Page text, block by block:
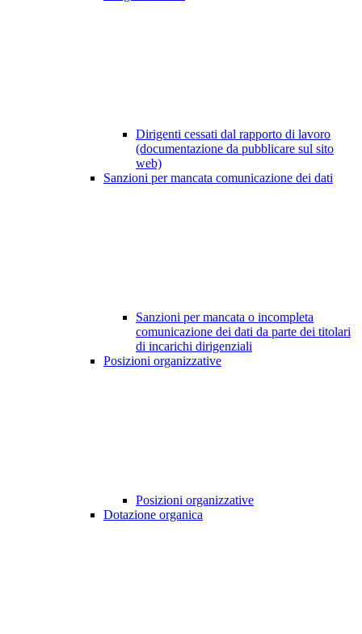
Dirigenti cessati dal rapporto di lavoro
(documentazione da pubblicare sul sito
web)
Sanzioni per mancata comunicazione dei dati
Sanzioni per mancata o incompleta
comunicazione dei dati da parte dei titolari
di incarichi dirigenziali
Posizioni organizzative
Posizioni organizzative
Dotazione organica